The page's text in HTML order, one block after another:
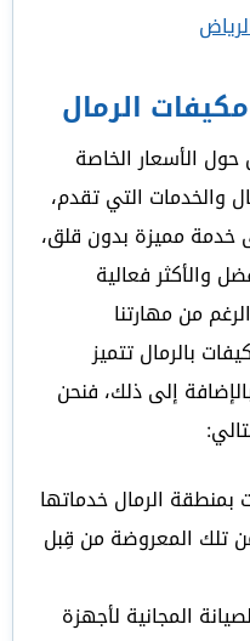
الرمال
حول الأسعار الخاصة
والخدمات التي تقدم،
خدمة مميزة بدون قلق،
والأكثر فعالية
من مهارتنا
بالرمال تتميز
إلى ذلك، فنحن
الرمال خدماتها
تلك المعروضة من قِبل
المجانية لأجهزة